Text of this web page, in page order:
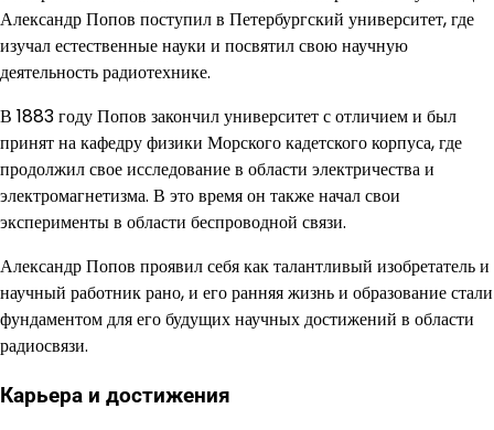
Александр Попов поступил в Петербургский университет, где
изучал естественные науки и посвятил свою научную
деятельность радиотехнике.
В 1883 году Попов закончил университет с отличием и был
принят на кафедру физики Морского кадетского корпуса, где
продолжил свое исследование в области электричества и
электромагнетизма. В это время он также начал свои
эксперименты в области беспроводной связи.
Александр Попов проявил себя как талантливый изобретатель и
научный работник рано, и его ранняя жизнь и образование стали
фундаментом для его будущих научных достижений в области
радиосвязи.
Карьера и достижения